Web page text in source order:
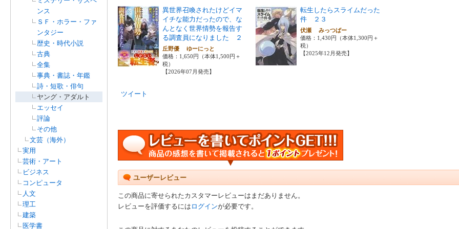
ンス
ＳＦ・ホラー・ファ
ンタジー
歴史・時代小説
古典
全集
事典・書誌・年鑑
詩・短歌・俳句
ヤング・アダルト
エッセイ
評論
その他
文芸（海外）
実用
芸術・アート
ビジネス
コンピュータ
人文
理工
建築
医学書
異世界召喚されたけどイマ
イチな能力だったので、な
んとなく世界情勢を報告す
る調査員になりました ２
丘野優 ゆーにっと
価格：1,650円（本体1,500円＋
税）
【2026年07月発売】
転生したらスライムだった
件 ２３
伏瀬 みっつばー
価格：1,430円（本体1,300円＋
税）
【2025年12月発売】
ツイート
ユーザーレビュー
この商品に寄せられたカスタマーレビューはまだありません。
レビューを評価するには ログインが必要です。